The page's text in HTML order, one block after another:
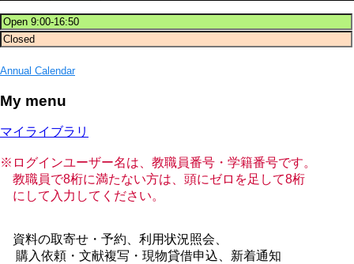
Annual Calendar
My menu
マイライブラリ
※ログインユーザー名は、教職員番号・学籍番号です。
教職員で8桁に満たない方は、頭にゼロを足して8桁
にして入力してください。
資料の取寄せ・予約、利用状況照会、
購入依頼・文献複写・現物貸借申込、新着通知